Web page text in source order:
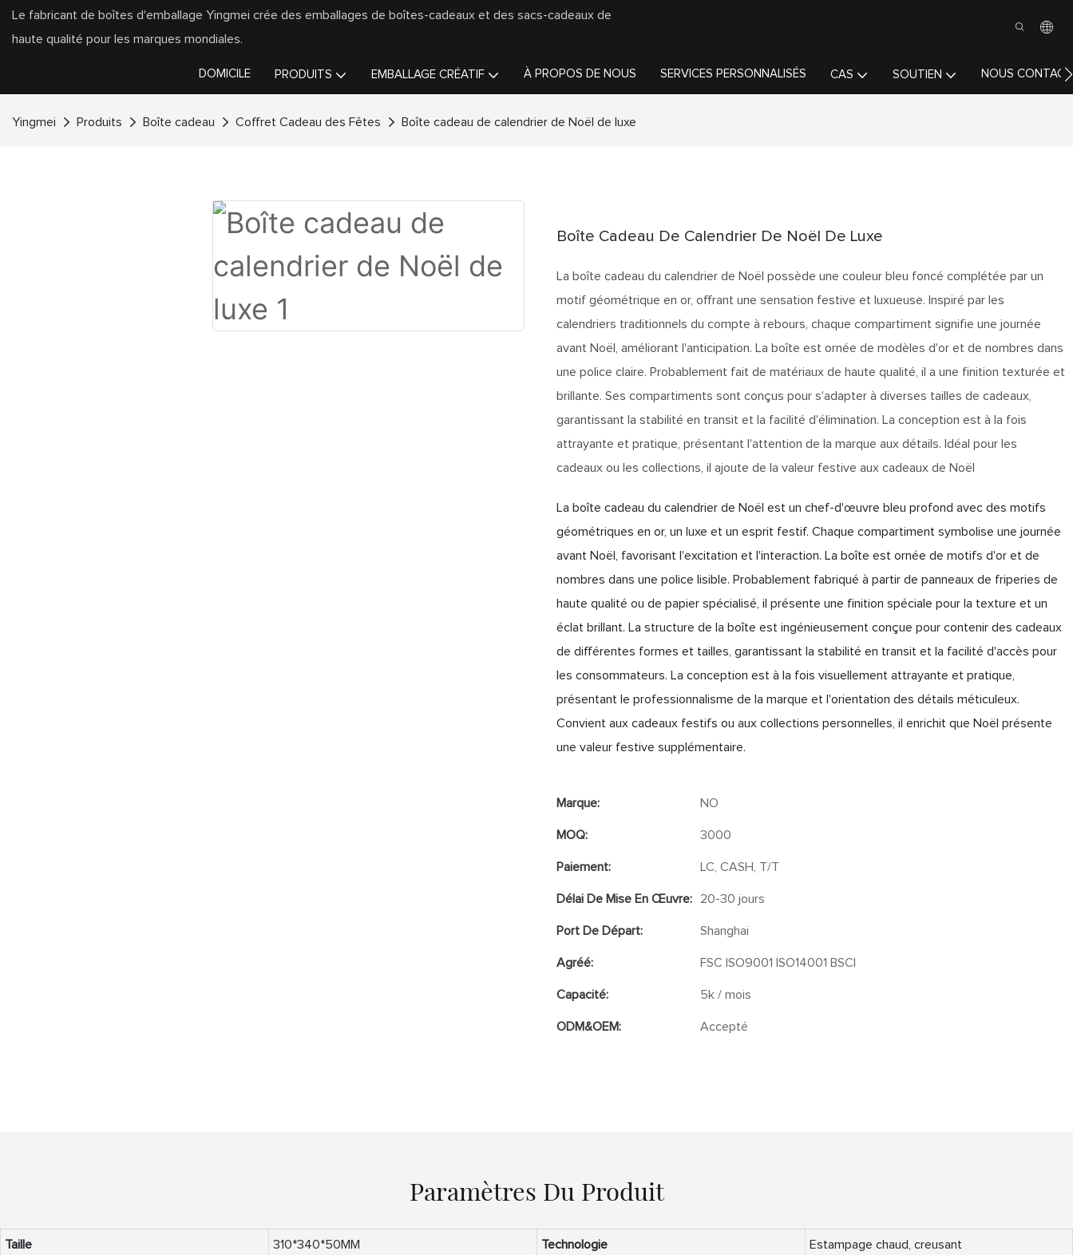
Le fabricant de boîtes d'emballage Yingmei crée des emballages de boîtes-cadeaux et des sacs-cadeaux de
haute qualité pour les marques mondiales.
DOMICILE PRODUITS EMBALLAGE CRÉATIF À PROPOS DE NOUS SERVICES PERSONNALISÉS CAS SOUTIEN NOUS
Yingmei Produits Boîte cadeau Coffret Cadeau des Fêtes Boîte cadeau de calendrier de Noël de luxe
Boîte Cadeau De Calendrier De Noël De Luxe
La boîte cadeau du calendrier de Noël possède une couleur bleu foncé complétée par un
motif géométrique en or, offrant une sensation festive et luxueuse. Inspiré par les
calendriers traditionnels du compte à rebours, chaque compartiment signifie une journée
avant Noël, améliorant l'anticipation. La boîte est ornée de modèles d'or et de nombres dans
une police claire. Probablement fait de matériaux de haute qualité, il a une finition texturée et
brillante. Ses compartiments sont conçus pour s'adapter à diverses tailles de cadeaux,
garantissant la stabilité en transit et la facilité d'élimination. La conception est à la fois
attrayante et pratique, présentant l'attention de la marque aux détails. Idéal pour les
cadeaux ou les collections, il ajoute de la valeur festive aux cadeaux de Noël
La boîte cadeau du calendrier de Noël est un chef-d'œuvre bleu profond avec des motifs
géométriques en or, un luxe et un esprit festif. Chaque compartiment symbolise une journée
avant Noël, favorisant l'excitation et l'interaction. La boîte est ornée de motifs d'or et de
nombres dans une police lisible. Probablement fabriqué à partir de panneaux de friperies de
haute qualité ou de papier spécialisé, il présente une finition spéciale pour la texture et un
éclat brillant. La structure de la boîte est ingénieusement conçue pour contenir des cadeaux
de différentes formes et tailles, garantissant la stabilité en transit et la facilité d'accès pour
les consommateurs. La conception est à la fois visuellement attrayante et pratique,
présentant le professionnalisme de la marque et l'orientation des détails méticuleux.
Convient aux cadeaux festifs ou aux collections personnelles, il enrichit que Noël présente
une valeur festive supplémentaire.
Marque: NO
MOQ: 3000
Paiement: LC, CASH, T/T
Délai De Mise En Œuvre: 20-30 jours
Port De Départ: Shanghai
Agréé: FSC ISO9001 ISO14001 BSCI
Capacité: 5k / mois
ODM&OEM: Accepté
Paramètres Du Produit
Taille 310*340*50MM Technologie Estampage chaud, creusant